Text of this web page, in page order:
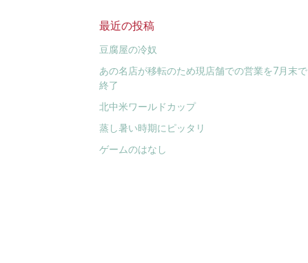
最近の投稿
豆腐屋の冷奴
あの名店が移転のため現店舗での営業を7月末で
終了
北中米ワールドカップ
蒸し暑い時期にピッタリ
ゲームのはなし